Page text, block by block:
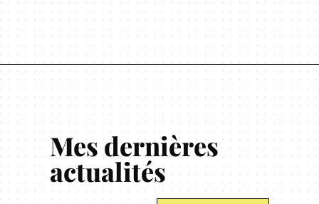
Mes dernières
actualités